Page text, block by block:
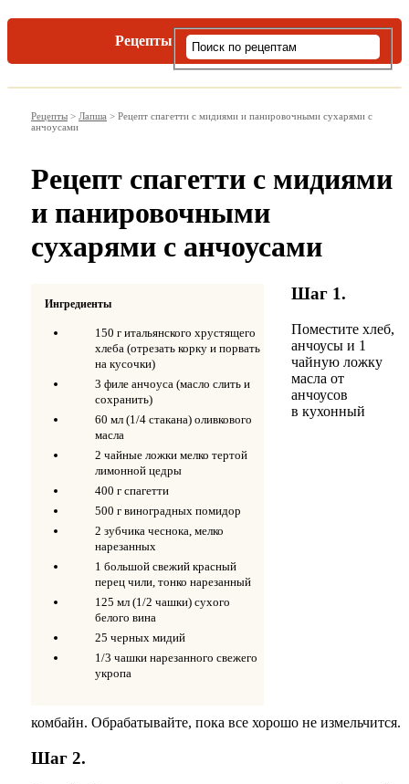
Рецепты
Рецепты > Лапша > Рецепт спагетти с мидиями и панировочными сухарями с
анчоусами
Рецепт спагетти с мидиями
и панировочными
сухарями с анчоусами
Ингредиенты
150 г итальянского хрустящего
хлеба (отрезать корку и порвать
на кусочки)
3 филе анчоуса (масло слить и
сохранить)
60 мл (1/4 стакана) оливкового
масла
2 чайные ложки мелко тертой
лимонной цедры
400 г спагетти
500 г виноградных помидор
2 зубчика чеснока, мелко
нарезанных
1 большой свежий красный
перец чили, тонко нарезанный
125 мл (1/2 чашки) сухого
белого вина
25 черных мидий
1/3 чашки нарезанного свежего
укропа
Шаг 1.
Поместите хлеб,
анчоусы и 1
чайную ложку
масла от
анчоусов
в кухонный
комбайн. Обрабатывайте, пока все хорошо не измельчится.
Шаг 2.